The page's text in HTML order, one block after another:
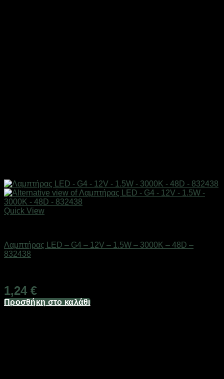
Quick View
Λαμπτήρας LED – G4 – 12V – 1.5W – 3000K – 48D –
832438
1,24 €
Προσθήκη στο καλάθι